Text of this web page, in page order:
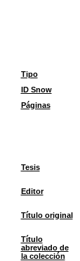
Tipo
ID Snow
Páginas
Tesis
Editor
Título original
Título
abreviado de
la colección